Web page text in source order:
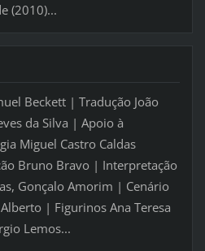
(2010)...
Beckett | Tradução João
da Silva | Apoio à
Miguel Castro Caldas
Bruno Bravo | Interpretação
Gonçalo Amorim | Cenário
| Figurinos Ana Teresa
Lemos...